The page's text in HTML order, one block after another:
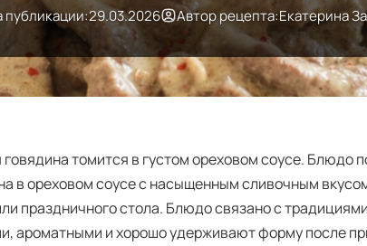
публикации:29.03.2026 Автор рецепта:Екатерина
томится в густом ореховом соусе.
в ореховом соусе с насыщенным сливочным
праздничного стола. Блюдо связано с
ароматными и хорошо удерживают форму после